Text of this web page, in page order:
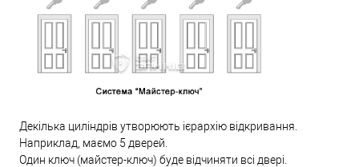
Декілька циліндрів утворюють ієрархію відкривання.
Наприклад, маємо 5 дверей.
Один ключ (майстер-ключ) буде відчиняти всі двері.